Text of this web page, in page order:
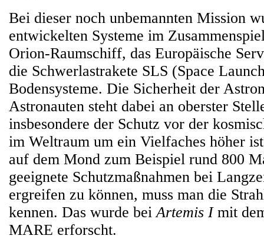
Bei dieser noch unbemannten Mission
entwickelten Systeme im
Orion-Raumschiff, das Europäische
die Schwerlastrakete SLS (Space
Bodensysteme. Die Sicherheit der
Astronauten steht dabei an oberster
insbesondere der Schutz vor der
im Weltraum um ein Vielfaches höher
auf dem Mond zum Beispiel rund 800
geeignete Schutzmaßnahmen bei
ergreifen zu können, muss man die
kennen. Das wurde beiArtemis Imit
MARE erforscht.